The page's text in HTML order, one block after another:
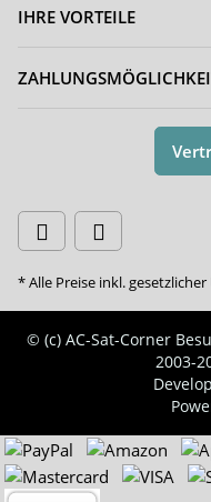
IHRE VORTEILE
* Alle Preise inkl. gesetzlicher
© (c) AC-Sat-Corner
2003-